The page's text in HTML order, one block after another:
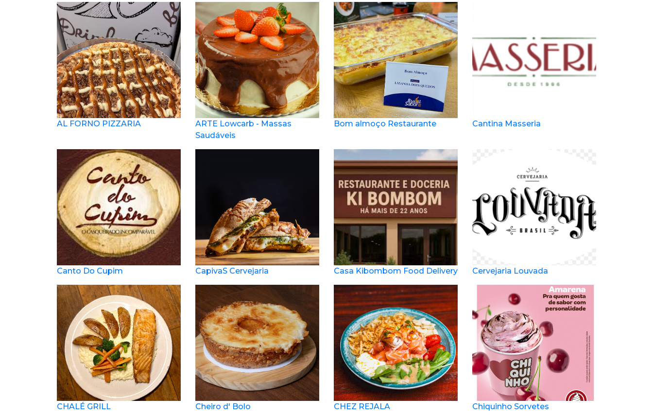
AL FORNO PIZZARIA
ARTE Lowcarb - Massas
Saudáveis
Bom almoço Restaurante Cantina Masseria
Canto Do Cupim CapivaS Cervejaria Casa Kibombom Food Delivery Cervejaria Louvada
CHALÉ GRILL Cheiro d' Bolo CHEZ REJALA Chiquinho Sorvetes